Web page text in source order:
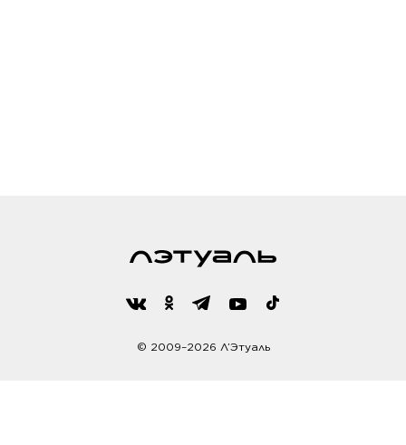
© 2009–2026 Л’Этуаль